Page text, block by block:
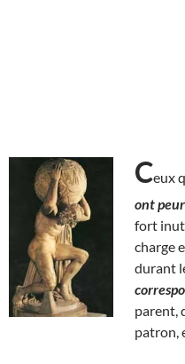
Ceux
ont peur
fort
charge
durant
parent,
patron,